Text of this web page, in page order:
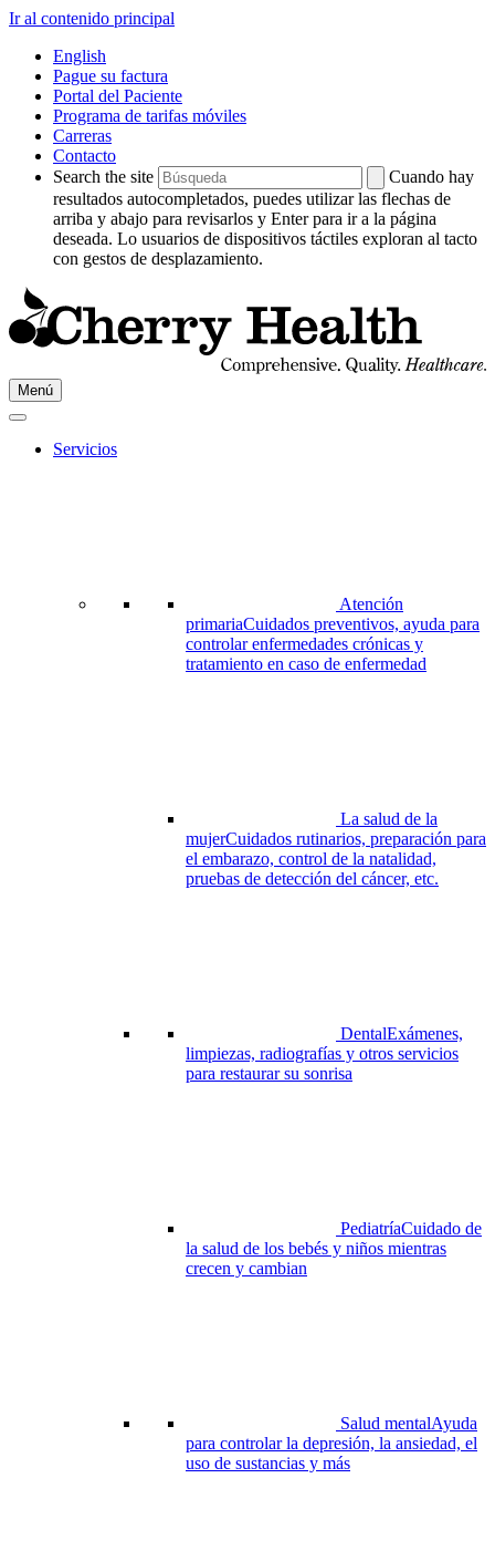
Ir al contenido principal
English
Pague su factura
Portal del Paciente
Programa de tarifas móviles
Carreras
Contacto
Search the site
Cuando hay
resultados autocompletados, puedes utilizar las flechas de
arriba y abajo para revisarlos y Enter para ir a la página
deseada. Lo usuarios de dispositivos táctiles exploran al tacto
con gestos de desplazamiento.
Ir
a
Cherry
HealthPágina
Menú
Servicios
Atención
primariaCuidados preventivos, ayuda para
controlar enfermedades crónicas y
tratamiento en caso de enfermedad
La salud de la
mujerCuidados rutinarios, preparación para
el embarazo, control de la natalidad,
pruebas de detección del cáncer, etc.
DentalExámenes,
limpiezas, radiografías y otros servicios
para restaurar su sonrisa
PediatríaCuidado de
la salud de los bebés y niños mientras
crecen y cambian
Salud mentalAyuda
para controlar la depresión, la ansiedad, el
uso de sustancias y más